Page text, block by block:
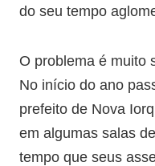
do seu tempo
O problema é muito
No início do ano
prefeito de Nova
em algumas salas
tempo que seus